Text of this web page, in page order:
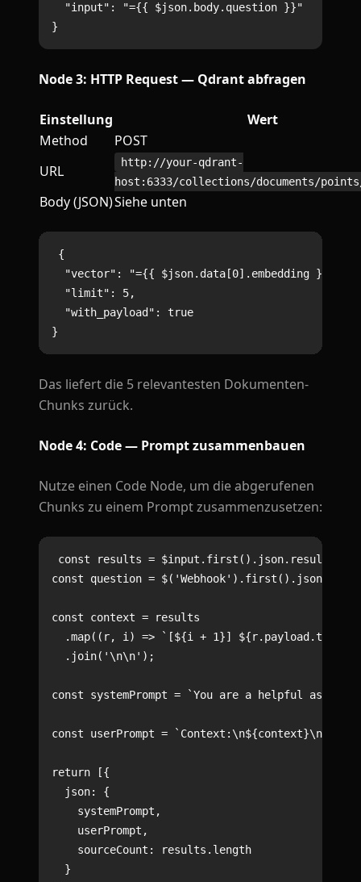
  "input": "={{ $json.body.question }}"
Node 3: HTTP Request — Qdrant abfragen
Einstellung
Wert
Method
POST
URL
http://your-qdrant-
host:6333/collections/documents/
Body (JSON)Siehe unten
{
  "vector": "={{ $json.data[0].embedding }}",
  "limit": 5,
  "with_payload": true
Das liefert die 5 relevantesten Dokumenten-
Chunks zurück.
Node 4: Code — Prompt zusammenbauen
Nutze einen Code Node, um die abgerufenen
Chunks zu einem Prompt zusammenzusetzen:
const results = $input.first().json.result;
const question =
const context = results
  .map((r, i) => `[${i + 1}] ${r.payload.text}`)
  .join('\n\n');
const systemPrompt = `You are a helpful
const userPrompt =
return [{
  json: {
    systemPrompt,
    userPrompt,
    sourceCount: results.length
  }